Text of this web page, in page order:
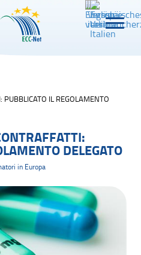
IL REGOLAMENTO
DELEGATO
in Europa